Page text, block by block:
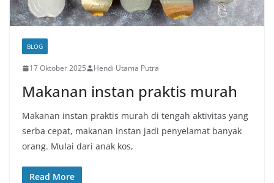
BLOG
17 Oktober 2025 Hendi Utama Putra
Makanan instan praktis murah
Makanan instan praktis murah di tengah aktivitas yang
serba cepat, makanan instan jadi penyelamat banyak
orang. Mulai dari anak kos,
Read More